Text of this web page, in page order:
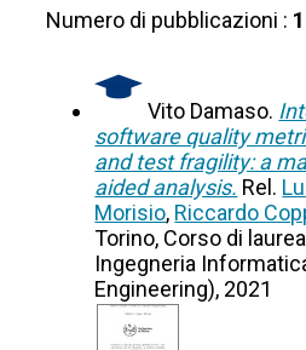
Numero di pubblicazioni : 1
Vito Damaso.
software quality
and test fragility: a
aided analysis. Rel.
Morisio, Riccardo
Torino, Corso di
Ingegneria
Engineering), 2021